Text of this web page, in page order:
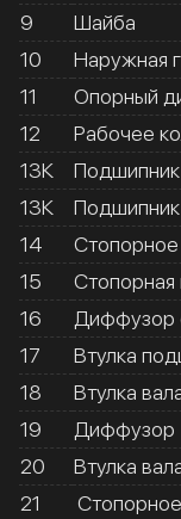
9
Шайба
10
Наружная
11
Опорный
12
Рабочее
13К
13К
14
Стопорное
15
Стопорная
16
Диффузор
17
Втулка
18
Втулка
19
Диффузор
20
Втулка
21